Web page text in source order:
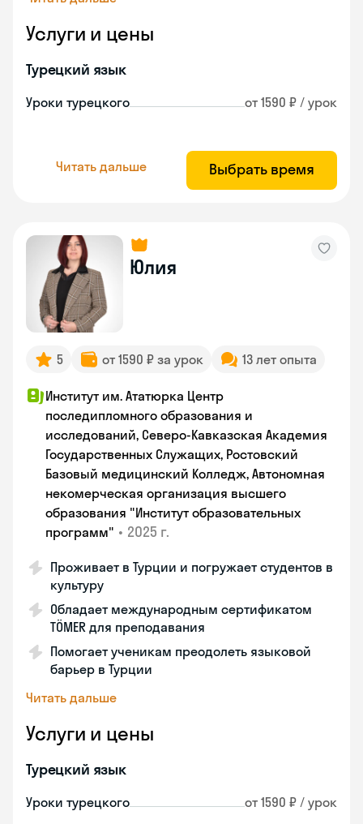
Услуги и цены
Турецкий язык
Уроки турецкого от 1590 ₽ / урок
Читать дальше Выбрать время
Юлия
5 от 1590 ₽ за урок 13 лет опыта
Институт им. Ататюрка Центр
последипломного образования и
исследований, Северо-Кавказская Академия
Государственных Служащих, Ростовский
Базовый медицинский Колледж, Автономная
некомерческая организация высшего
образования "Институт образовательных
программ" • 2025 г.
Проживает в Турции и погружает студентов в
культуру
Обладает международным сертификатом
TÖMER для преподавания
Помогает ученикам преодолеть языковой
барьер в Турции
Читать дальше
Услуги и цены
Турецкий язык
Уроки турецкого от 1590 ₽ / урок